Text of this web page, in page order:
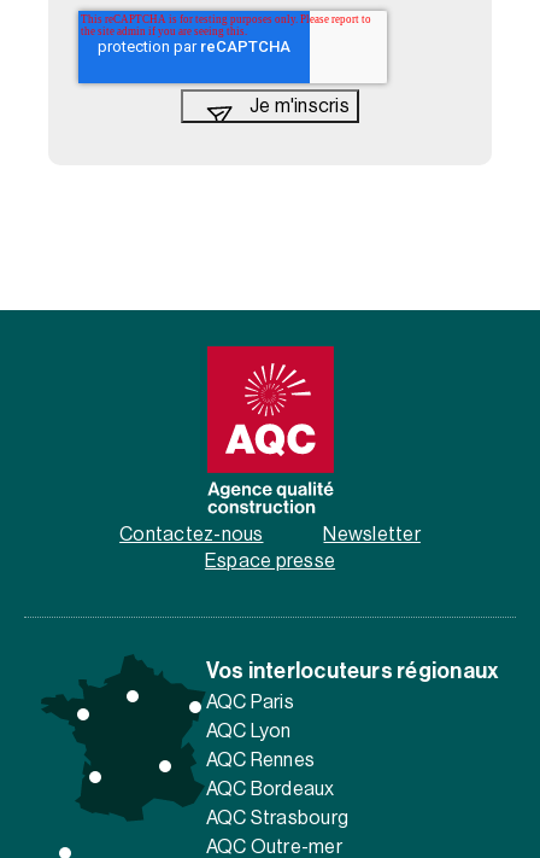
Contactez-nous
Newsletter
Espace presse
Vos interlocuteurs régionaux
AQC Paris
AQC Lyon
AQC Rennes
AQC Bordeaux
AQC Strasbourg
AQC Outre-mer